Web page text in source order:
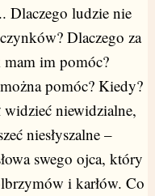
Dlaczego ludzie nie
Dlaczego za
mam im pomóc?
pomóc? Kiedy?
widzieć niewidzialne,
niesłyszalne –
swego ojca, który
i karłów. Co